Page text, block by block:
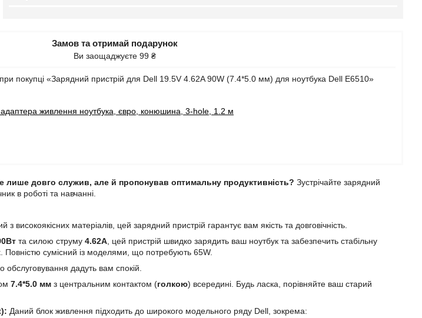
Замов та отримай подарунок
Ви заощаджуєте 99 ₴
покупці «Зарядний пристрій для Dell 19.5V 4.62A 90W (7.4*5.0 мм) для ноутбука Dell E6510»
живлення ноутбука, євро, конюшина, 3-hole, 1.2 м
лише довго служив, але й пропонував оптимальну продуктивність? Зустрічайте зарядний
в роботі та навчанні.
з високоякісних матеріалів, цей зарядний пристрій гарантує вам якість та довговічність.
та силою струму 4.62А , цей пристрій швидко зарядить ваш ноутбук та забезпечить стабільну
Повністю сумісний із моделями, що потребують 65W.
обслуговування дадуть вам спокій.
7.4*5.0 мм з центральним контактом (голкою) всередині. Будь ласка, порівняйте ваш старий
Даний блок живлення підходить до широкого модельного ряду Dell, зокрема: